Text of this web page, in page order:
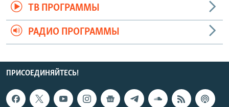
ТВ ПРОГРАММЫ
РАДИО ПРОГРАММЫ
ПРИСОЕДИНЯЙТЕСЬ!